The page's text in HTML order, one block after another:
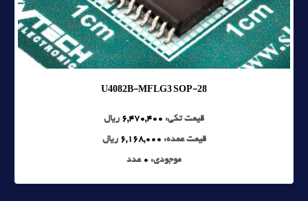
U4082B-MFLG3 SOP-28
قیمت تکی: 6,470,400 ریال
قیمت عمده: 6,168,000 ریال
موجودی: 0 عدد